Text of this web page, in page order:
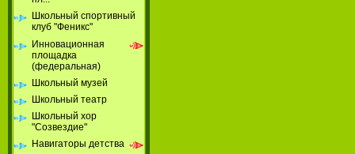
Школьный спортивный
клуб "Феникс"
Инновационная
площадка
(федеральная)
Школьный музей
Школьный театр
Школьный хор
"Созвездие"
Навигаторы детства